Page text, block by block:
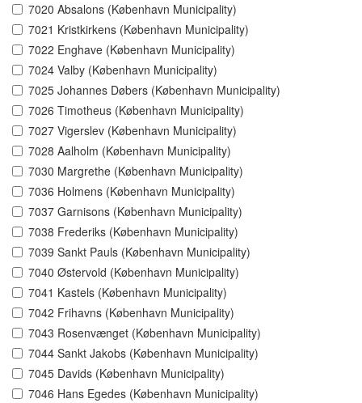
7020 Absalons (København Municipality)
7021 Kristkirkens (København Municipality)
7022 Enghave (København Municipality)
7024 Valby (København Municipality)
7025 Johannes Døbers (København Municipality)
7026 Timotheus (København Municipality)
7027 Vigerslev (København Municipality)
7028 Aalholm (København Municipality)
7030 Margrethe (København Municipality)
7036 Holmens (København Municipality)
7037 Garnisons (København Municipality)
7038 Frederiks (København Municipality)
7039 Sankt Pauls (København Municipality)
7040 Østervold (København Municipality)
7041 Kastels (København Municipality)
7042 Frihavns (København Municipality)
7043 Rosenvænget (København Municipality)
7044 Sankt Jakobs (København Municipality)
7045 Davids (København Municipality)
7046 Hans Egedes (København Municipality)